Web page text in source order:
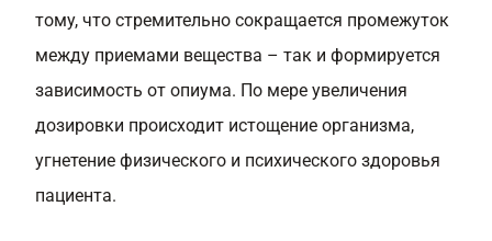
тому, что стремительно сокращается промежуток
между приемами вещества – так и формируется
зависимость от опиума. По мере увеличения
дозировки происходит истощение организма,
угнетение физического и психического здоровья
пациента.